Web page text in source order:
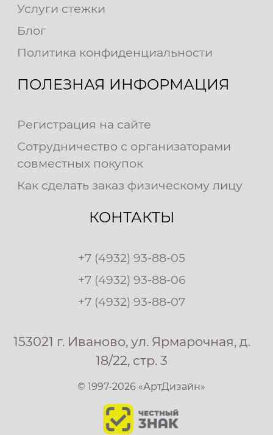
Услуги стежки
Блог
Политика конфиденциальности
ПОЛЕЗНАЯ ИНФОРМАЦИЯ
Регистрация на сайте
Сотрудничество с организаторами
совместных покупок
Как сделать заказ физическому лицу
КОНТАКТЫ
+7 (4932) 93-88-05
+7 (4932) 93-88-06
+7 (4932) 93-88-07
153021 г. Иваново, ул. Ярмарочная, д.
18/22, стр. 3
© 1997-2026 «АртДизайн»